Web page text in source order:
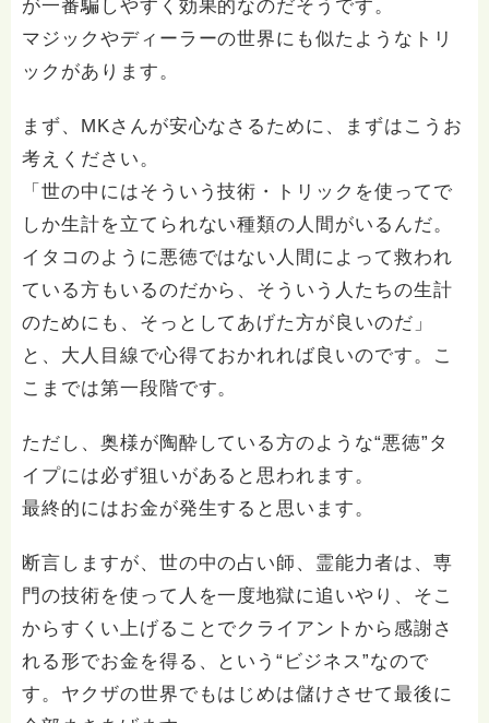
が一番騙しやすく効果的なのだそうです。
マジックやディーラーの世界にも似たようなトリ
ックがあります。
まず、MKさんが安心なさるために、まずはこうお
考えください。
「世の中にはそういう技術・トリックを使ってで
しか生計を立てられない種類の人間がいるんだ。
イタコのように悪徳ではない人間によって救われ
ている方もいるのだから、そういう人たちの生計
のためにも、そっとしてあげた方が良いのだ」
と、大人目線で心得ておかれれば良いのです。こ
こまでは第一段階です。
ただし、奥様が陶酔している方のような“悪徳”タ
イプには必ず狙いがあると思われます。
最終的にはお金が発生すると思います。
断言しますが、世の中の占い師、霊能力者は、専
門の技術を使って人を一度地獄に追いやり、そこ
からすくい上げることでクライアントから感謝さ
れる形でお金を得る、という“ビジネス”なので
す。ヤクザの世界でもはじめは儲けさせて最後に